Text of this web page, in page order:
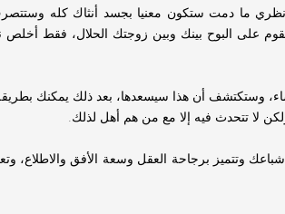
نظري ما دمت ستكون معنيا بجسد أنثاك كله
على البوح بينك وبين زوجتك الحلال، فقط أخلص
وستكتشف أن هذا سيسعدها، بعد ذلك يمكنك
لا تتحدث فيه إلا مع من هم أهل لذلك.
وتتميز برجاحة العقل وسعة الأفق والاطلاع،